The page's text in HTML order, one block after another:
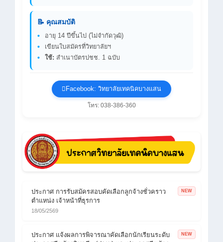
📝 คุณสมบัติ
อายุ 14 ปีขึ้นไป (ไม่จำกัดวุฒิ)
เขียนใบสมัครที่วิทยาลัยฯ
ใช้: สำเนาบัตรปชช. 1 ฉบับ
Facebook: วิทยาลัยเทคนิคบางแสน
โทร: 038-386-360
ประกาศ การรับสมัครสอบคัดเลือกลูกจ้างชั่วคราว
ตำแหน่ง เจ้าหน้าที่ธุรการ
18/05/2569
NEW
ประกาศ แจ้งผลการพิจารณาคัดเลือกนักเรียนระดับ
NEW